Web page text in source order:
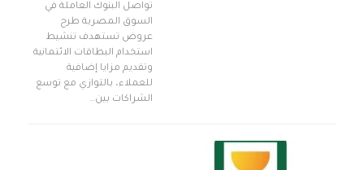
تواصل البنوك العاملة في
السوق المصرية طرح
عروض تستهدف تنشيط
استخدام البطاقات الائتمانية
وتقديم مزايا إضافية
للعملاء، بالتوازي مع توسع
الشراكات بين…